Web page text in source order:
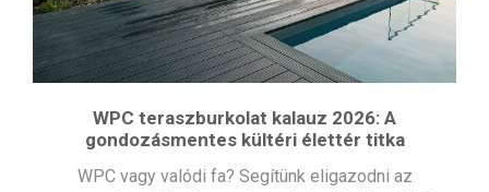
WPC teraszburkolat kalauz 2026: A
gondozásmentes kültéri élettér titka
WPC vagy valódi fa? Segítünk eligazodni az